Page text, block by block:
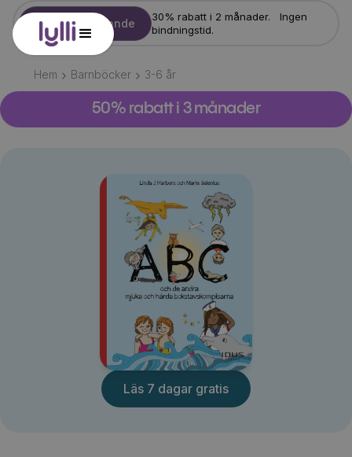
Starta erbjudande
30% rabatt i 2 månader. Ingen
bindningstid.
Hem Barnböcker 3-6 år
50% rabatt i 3 månader
Läs 7 dagar gratis